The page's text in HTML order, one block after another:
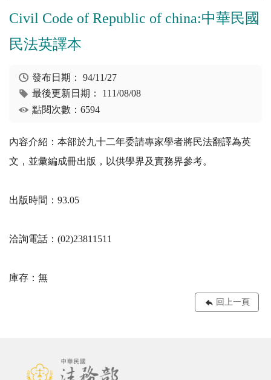
Civil Code of Republic of china:中華民國
民法英譯本
發布日期：94/11/27
最後更新日期： 111/08/08
點閱次數：6594
內容介紹：本部於九十二年委請專家學者將民法翻譯為英
文，並彙編成冊出版，以供學界及實務界參考。
出版時間：93.05
洽詢電話：(02)23811511
庫存：無
回上一頁